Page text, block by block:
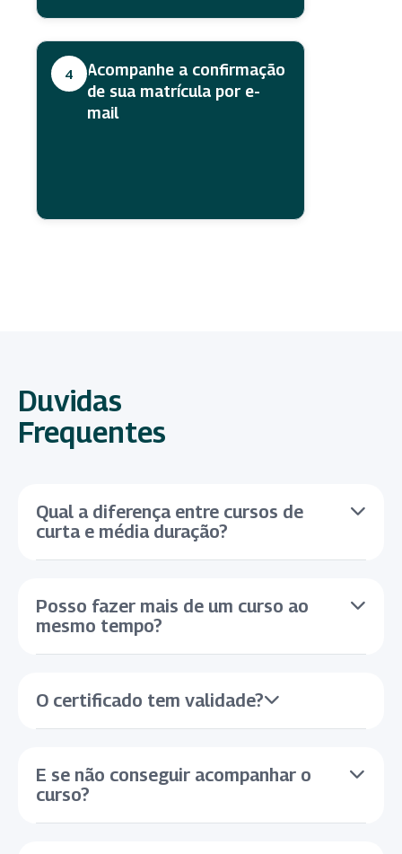
4
Acompanhe a confirmação
de sua matrícula por e-
mail
Duvidas
Frequentes
Qual a diferença entre cursos de
curta e média duração?
Posso fazer mais de um curso ao
mesmo tempo?
O certificado tem validade?
E se não conseguir acompanhar o
curso?